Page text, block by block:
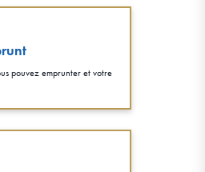
pouvez emprunter et votre